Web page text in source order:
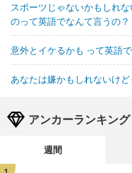
スポーツじゃないかもしれ
のって英語でなんて言うの？
意外とイケるかも って英語
あなたは嫌かもしれないけ
アンカーランキング
週間